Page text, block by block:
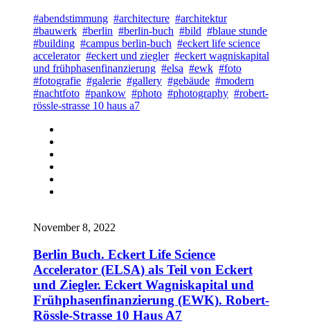
#abendstimmung #architecture #architektur
#bauwerk #berlin #berlin-buch #bild #blaue stunde
#building #campus berlin-buch #eckert life science
accelerator #eckert und ziegler #eckert wagniskapital
und frühphasenfinanzierung #elsa #ewk #foto
#fotografie #galerie #gallery #gebäude #modern
#nachtfoto #pankow #photo #photography #robert-
rössle-strasse 10 haus a7
November 8, 2022
Berlin Buch. Eckert Life Science
Accelerator (ELSA) als Teil von Eckert
und Ziegler. Eckert Wagniskapital und
Frühphasenfinanzierung (EWK). Robert-
Rössle-Strasse 10 Haus A7